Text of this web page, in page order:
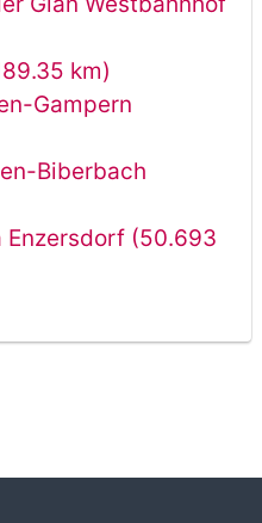
km)
Gampern
Biberbach
Enzersdorf (50.693